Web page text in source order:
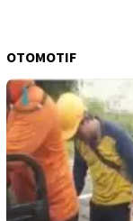
OTOMOTIF